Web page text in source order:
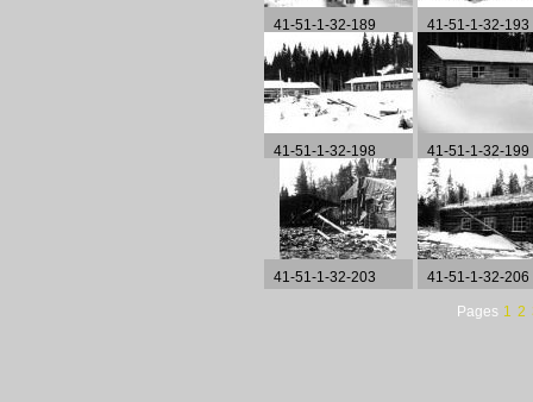
41-51-1-32-189 41-51-1-32-193
41-51-1-32-198 41-51-1-32-199
41-51-1-32-203 41-51-1-32-206
Pages 1 2